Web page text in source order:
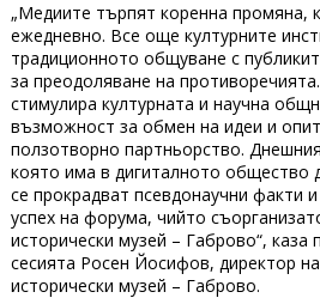
„Медиите търпят коренна промяна,
ежедневно. Все още културните
традиционното общуване с
за преодоляване на
стимулира културната и научна
възможност за обмен на идеи и
ползотворно партньорство.
която има в дигиталното общество
се прокрадват псевдонаучни факти
успех на форума, чийто
исторически музей – Габрово“, каза
сесията Росен Йосифов, директор
исторически музей – Габрово.